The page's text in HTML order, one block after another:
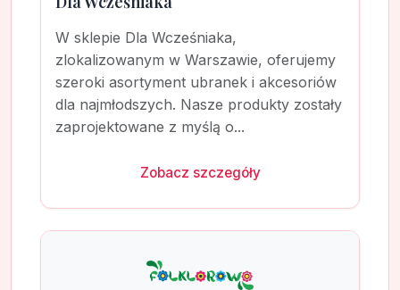
W sklepie Dla Wcześniaka,
zlokalizowanym w Warszawie, oferujemy
szeroki asortyment ubranek i akcesoriów
dla najmłodszych. Nasze produkty zostały
zaprojektowane z myślą o...
Zobacz szczegóły